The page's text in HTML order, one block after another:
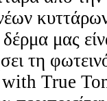
μας
τη
True